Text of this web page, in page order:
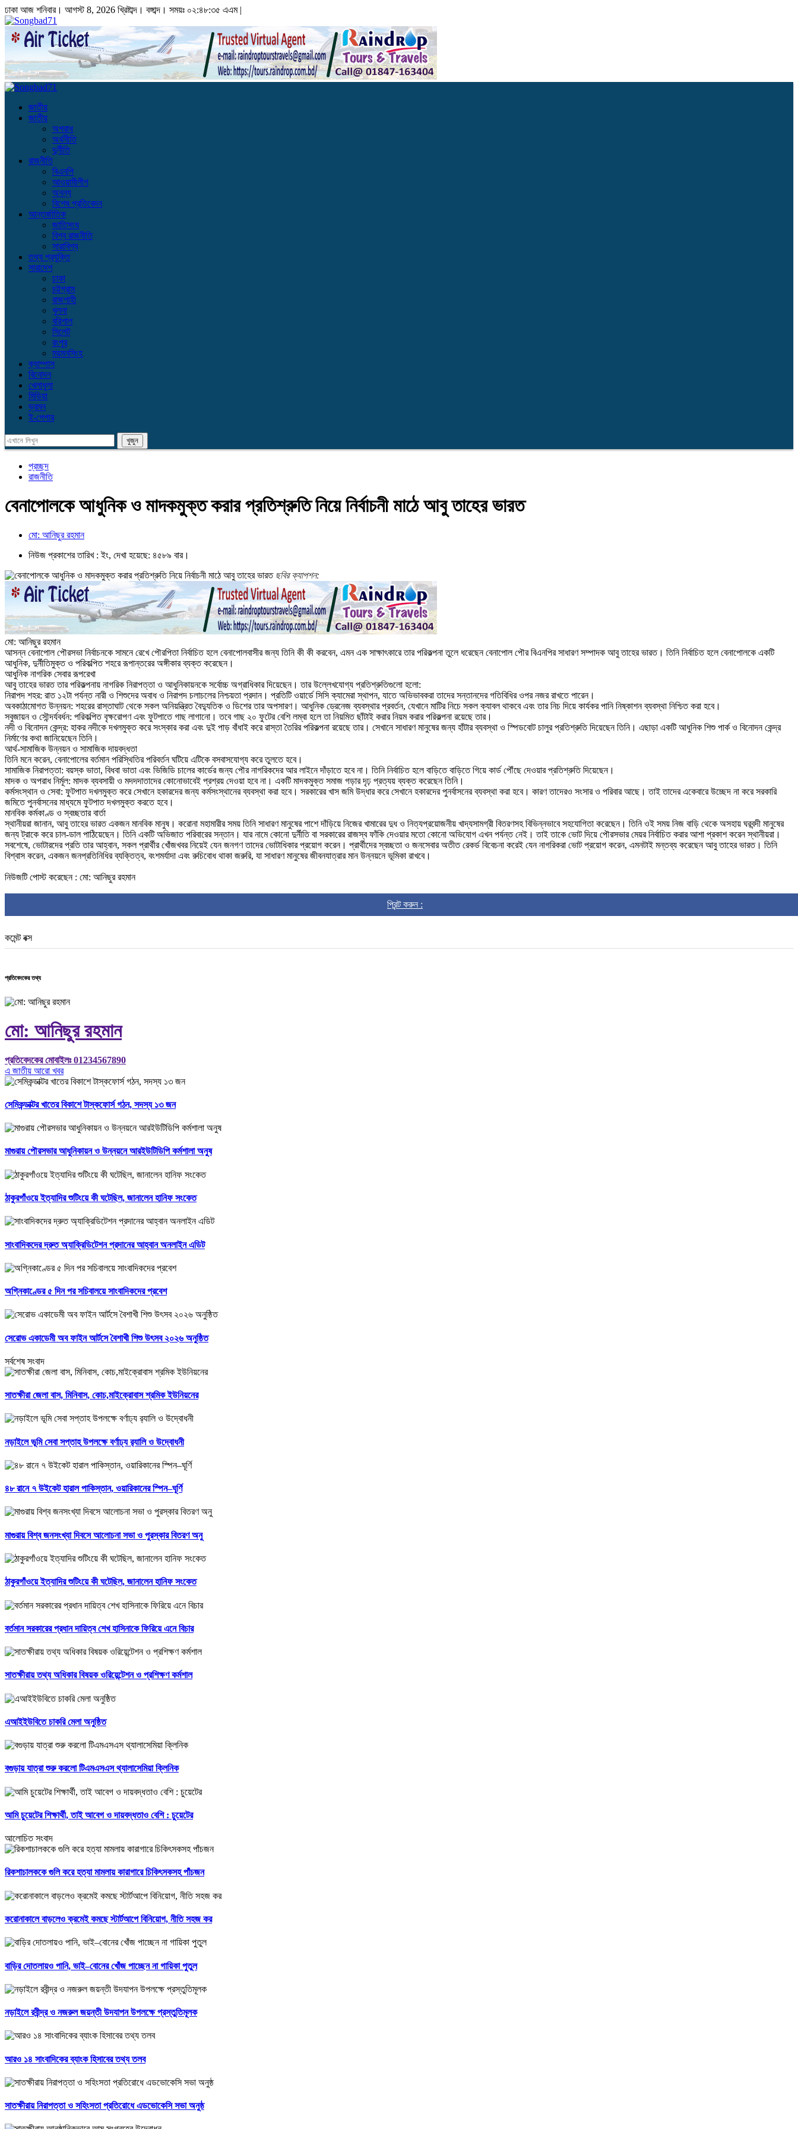
ঢাকা আজ শনিবার। আগস্ট 8, 2026 খ্রিষ্টাব্দ। বঙ্গাব্দ। সময়ঃ ০২:৪৮:৩৬ এএম|
জাতীয়
জাতীয়
অপরাধ
অর্থনীতি
দুর্নীতি
রাজনীতি
বিএনপি
আওয়ামীলীগ
অনন্য
বিশেষ প্রতিবেদন
আন্তর্জাতিক
জাতিসংঘ
বিশ্ব রাজনীতি
সারাবিশ্ব
তথ্য প্রযুক্তি
সারাদেশ
ঢাকা
চট্টগ্রাম
রাজশাহী
খুলনা
বরিশাল
সিলেট
রংপুর
ময়মনসিংহ
ক্যাম্পাস
বিনোদন
খেলাধুলা
মিডিয়া
ভ্রমন
ই-পেপার
প্রচ্ছদ
রাজনীতি
বেনাপোলকে আধুনিক ও মাদকমুক্ত করার প্রতিশ্রুতি নিয়ে নির্বাচনী মাঠে আবু তাহের ভারত
মো: আনিছুর রহমান
নিউজ প্রকাশের তারিখ : ইং, দেখা হয়েছে: ৪৫৮৯ বার।
ছবির ক্যাপশন:
মো: আনিছুর রহমান
আসন্ন বেনাপোল পৌরসভা নির্বাচনকে সামনে রেখে পৌরপিতা নির্বাচিত হলে বেনাপোলবাসীর জন্য তিনি কী কী করবেন, এমন এক সাক্ষাৎকারে তার পরিকল্পনা তুলে ধরেছেন বেনাপোল পৌর বিএনপির সাধারণ সম্পাদক আবু তাহের ভারত। তিনি নির্বাচিত হলে বেনাপোলকে একটি
আধুনিক, দুর্নীতিমুক্ত ও পরিকল্পিত শহরে রূপান্তরের অঙ্গীকার ব্যক্ত করেছেন।
আধুনিক নাগরিক সেবার রূপরেখা
আবু তাহের ভারত তার পরিকল্পনায় নাগরিক নিরাপত্তা ও আধুনিকায়নকে সর্বোচ্চ অগ্রাধিকার দিয়েছেন। তার উল্লেখযোগ্য প্রতিশ্রুতিগুলো হলো:
নিরাপদ শহর: রাত ১২টা পর্যন্ত নারী ও শিশুদের অবাধ ও নিরাপদ চলাচলের নিশ্চয়তা প্রদান। প্রতিটি ওয়ার্ডে সিসি ক্যামেরা স্থাপন, যাতে অভিভাবকরা তাদের সন্তানদের গতিবিধির ওপর নজর রাখতে পারেন।
অবকাঠামোগত উন্নয়ন: শহরের রাস্তাঘাট থেকে সকল অনিয়ন্ত্রিত বৈদ্যুতিক ও ডিশের তার অপসারণ। আধুনিক ড্রেনেজ ব্যবস্থার প্রবর্তন, যেখানে মাটির নিচে সকল ক্যাবল থাকবে এবং তার নিচ দিয়ে কার্যকর পানি নিষ্কাশন ব্যবস্থা নিশ্চিত করা হবে।
সবুজায়ন ও সৌন্দর্যবর্ধন: পরিকল্পিত বৃক্ষরোপণ এবং ফুটপাতে গাছ লাগানো। তবে গাছ ২০ ফুটের বেশি লম্বা হলে তা নিয়মিত ছাঁটাই করার নিয়ম করার পরিকল্পনা রয়েছে তার।
নদী ও বিনোদন কেন্দ্র: হাকর নদীকে দখলমুক্ত করে সংস্কার করা এবং দুই পাড় বাঁধাই করে রাস্তা তৈরির পরিকল্পনা রয়েছে তার। সেখানে সাধারণ মানুষের জন্য হাঁটার ব্যবস্থা ও স্পিডবোট চালুর প্রতিশ্রুতি দিয়েছেন তিনি। এছাড়া একটি আধুনিক শিশু পার্ক ও বিনোদন কেন্দ্র
নির্মাণের কথা জানিয়েছেন তিনি।
আর্থ-সামাজিক উন্নয়ন ও সামাজিক দায়বদ্ধতা
তিনি মনে করেন, বেনাপোলের বর্তমান পরিস্থিতির পরিবর্তন ঘটিয়ে এটিকে বসবাসযোগ্য করে তুলতে হবে।
সামাজিক নিরাপত্তা: বয়স্ক ভাতা, বিধবা ভাতা এবং ভিজিডি চালের কার্ডের জন্য পৌর নাগরিকদের আর লাইনে দাঁড়াতে হবে না। তিনি নির্বাচিত হলে বাড়িতে বাড়িতে গিয়ে কার্ড পৌঁছে দেওয়ার প্রতিশ্রুতি দিয়েছেন।
মাদক ও অপরাধ নির্মূল: মাদক ব্যবসায়ী ও মদদদাতাদের কোনোভাবেই প্রশ্রয় দেওয়া হবে না। একটি মাদকমুক্ত সমাজ গড়ার দৃঢ় প্রত্যয় ব্যক্ত করেছেন তিনি।
কর্মসংস্থান ও সেবা: ফুটপাত দখলমুক্ত করে সেখানে হকারদের জন্য কর্মসংস্থানের ব্যবস্থা করা হবে। সরকারের খাস জমি উদ্ধার করে সেখানে হকারদের পুনর্বাসনের ব্যবস্থা করা হবে। কারণ তাদেরও সংসার ও পরিবার আছে। তাই তাদের একেবারে উচ্ছেদ না করে সরকারি
জমিতে পুনর্বাসনের মাধ্যমে ফুটপাত দখলমুক্ত করতে হবে।
মানবিক কর্মকাণ্ড ও স্বচ্ছতার বার্তা
স্থানীয়রা জানান, আবু তাহের ভারত একজন মানবিক মানুষ। করোনা মহামারীর সময় তিনি সাধারণ মানুষের পাশে দাঁড়িয়ে নিজের খামারের দুধ ও নিত্যপ্রয়োজনীয় খাদ্যসামগ্রী বিতরণসহ বিভিন্নভাবে সহযোগিতা করেছেন। তিনি ওই সময় নিজ বাড়ি থেকে অসহায় ঘরবন্দী মানুষের
জন্য ট্রাকে করে চাল-ডাল পাঠিয়েছেন। তিনি একটি অভিজাত পরিবারের সন্তান। যার নামে কোনো দুর্নীতি বা সরকারের রাজস্ব ফাঁকি দেওয়ার মতো কোনো অভিযোগ এখন পর্যন্ত নেই। তাই তাকে ভোট দিয়ে পৌরসভার মেয়র নির্বাচিত করার আশা প্রকাশ করেন স্থানীয়রা।
সবশেষে, ভোটারদের প্রতি তার আহ্বান, সকল প্রার্থীর খোঁজখবর নিয়েই যেন জনগণ তাদের ভোটাধিকার প্রয়োগ করেন। প্রার্থীদের স্বচ্ছতা ও জনসেবার অতীত রেকর্ড বিবেচনা করেই যেন নাগরিকরা ভোট প্রয়োগ করেন, এমনটাই মন্তব্য করেছেন আবু তাহের ভারত। তিনি
বিশ্বাস করেন, একজন জনপ্রতিনিধির ব্যক্তিত্ব, বংশমর্যাদা এবং রুচিবোধ থাকা জরুরি, যা সাধারণ মানুষের জীবনযাত্রার মান উন্নয়নে ভূমিকা রাখবে।
নিউজটি পোস্ট করেছেন : মো: আনিছুর রহমান
প্রিন্ট করুন :
কমেন্ট বক্স
প্রতিবেদকের তথ্য
মো: আনিছুর রহমান
প্রতিবেদকের মোবাইলঃ 01234567890
এ জাতীয় আরো খবর
সেমিকন্ডাক্টর খাতের বিকাশে টাস্কফোর্স গঠন, সদস্য ১৩ জন
মাগুরায় পৌরসভার আধুনিকায়ন ও উন্নয়নে আরইউটিডিপি কর্মশালা অনুষ
ঠাকুরগাঁওয়ে ইত্যাদির শুটিংয়ে কী ঘটেছিল, জানালেন হানিফ সংকেত
সাংবাদিকদের দ্রুত অ্যাক্রিডিটেশন প্রদানের আহ্বান অনলাইন এডিট
অগ্নিকাণ্ডের ৫ দিন পর সচিবালয়ে সাংবাদিকদের প্রবেশ
সেরোভ একাডেমী অব ফাইন আর্টসে বৈশাখী শিশু উৎসব ২০২৬ অনুষ্ঠিত
সর্বশেষ সংবাদ
সাতক্ষীরা জেলা বাস, মিনিবাস, কোচ,মাইক্রোবাস শ্রমিক ইউনিয়নের
নড়াইলে ভূমি সেবা সপ্তাহ উপলক্ষে বর্ণাঢ্য র‌্যালি ও উদ্বোধনী
৪৮ রানে ৭ উইকেট হারাল পাকিস্তান, ওয়ারিকানের স্পিন–ঘূর্ণি
মাগুরায় বিশ্ব জনসংখ্যা দিবসে আলোচনা সভা ও পুরস্কার বিতরণ অনু
ঠাকুরগাঁওয়ে ইত্যাদির শুটিংয়ে কী ঘটেছিল, জানালেন হানিফ সংকেত
বর্তমান সরকারের প্রধান দায়িত্ব শেখ হাসিনাকে ফিরিয়ে এনে বিচার
সাতক্ষীরায় তথ্য অধিকার বিষয়ক ওরিয়েন্টেশন ও প্রশিক্ষণ কর্মশাল
এআইইউবিতে চাকরি মেলা অনুষ্ঠিত
বগুড়ায় যাত্রা শুরু করলো টিএমএসএস থ্যালাসেমিয়া ক্লিনিক
আমি চুয়েটের শিক্ষার্থী, তাই আবেগ ও দায়বদ্ধতাও বেশি : চুয়েটের
আলোচিত সংবাদ
রিকশাচালককে গুলি করে হত্যা মামলায় কারাগারে চিকিৎসকসহ পাঁচজন
করোনাকালে বাড়লেও ক্রমেই কমছে স্টার্টআপে বিনিয়োগ, নীতি সহজ কর
বাড়ির দোতলায়ও পানি, ভাই–বোনের খোঁজ পাচ্ছেন না গায়িকা পুতুল
নড়াইলে রবীন্দ্র ও নজরুল জয়ন্তী উদযাপন উপলক্ষে প্রস্তুতিমূলক
আরও ১৪ সাংবাদিকের ব্যাংক হিসাবের তথ্য তলব
সাতক্ষীরায় নিরাপত্তা ও সহিংসতা প্রতিরোধে এডভোকেসি সভা অনুষ্ঠ